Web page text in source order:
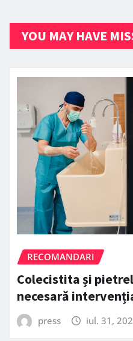
YOU MAY HAVE
RECOMANDARI
Colecistita și
necesară
press iul. 31,